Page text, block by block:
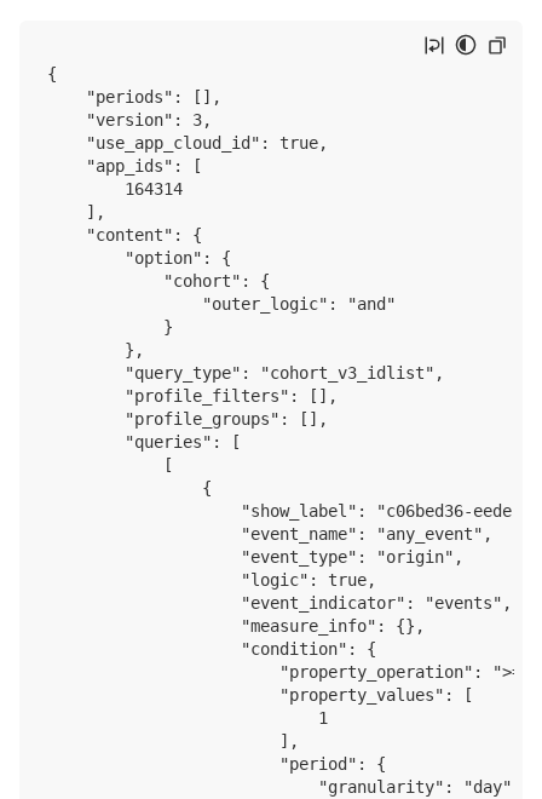
{
    "periods": [],
    "version": 3,
    "use_app_cloud_id": true,
    "app_ids": [
        164314
    ],
    "content": {
        "option": {
            "cohort": {
                "outer_logic": "and"
            }
        },
        "query_type": "cohort_v3_idlist",
        "profile_filters": [],
        "profile_groups": [],
        "queries": [
            [
                {
"show_label": "c06bed36-eede-
                    "event_name": "any_event",
                    "event_type": "origin",
                    "logic": true,
                    "event_indicator": "events",
                    "measure_info": {},
                    "condition": {
                        "property_operation": ">=",
                        "property_values": [
                            1
                        ],
                        "period": {
                            "granularity": "day",